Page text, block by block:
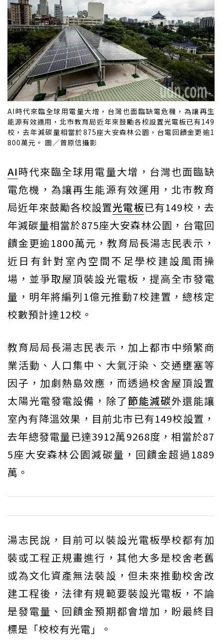
AI時代來臨全球用電量大增，台灣也面臨缺電危機，為讓再生
能源有效運用，北市教育局近年來鼓勵各校設置光電板已有149
校，去年減碳量相當於875座大安森林公園，台電回饋金更逾1
800萬元。 圖／曾原信攝影
AI時代來臨全球用電量大增，台灣也面臨缺
電危機，為讓再生能源有效運用，北市教育
局近年來鼓勵各校設置光電板已有149校，去
年減碳量相當於875座大安森林公園，台電回
饋金更逾1800萬元，教育局長湯志民表示，
近日有針對室內空間不足學校建設風雨操
場，並爭取屋頂裝設光電板，提高全市發電
量，明年將編列1億元推動7校建置，總核定
校數預計達12校。
教育局局長湯志民表示，加上都市中頻繁商
業活動、人口集中、大氣汙染、交通壅塞等
因子，加劇熱島效應，而透過校舍屋頂設置
太陽光電發電設備，除了節能減碳外還能讓
室內有降溫效果，目前北市已有149校設置，
去年總發電量已達3912萬9268度，相當於87
5座大安森林公園減碳量，回饋金超過1889
萬。
湯志民說，目前可以裝設光電板學校都有加
裝或工程正規畫進行，其他大多是校舍老舊
或為文化資產無法裝設，但未來推動校舍改
建工程後，法律有規範要裝設光電板，不論
是發電量、回饋金預期都會增加，盼最終目
標是「校校有光電」。